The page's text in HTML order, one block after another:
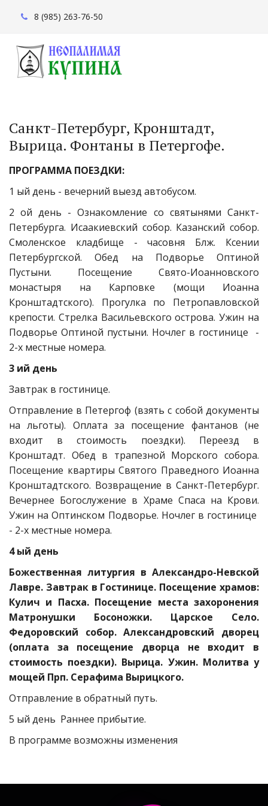
8 (985) 263-76-50
Санкт-Петербург, Кронштадт,
Вырица. Фонтаны в Петергофе.
ПРОГРАММА ПОЕЗДКИ:
1 ый день - вечерний выезд автобусом.
2 ой день - Ознакомление со святынями Санкт-
Петербурга. Исаакиевский собор. Казанский собор.
Смоленское кладбище - часовня Блж. Ксении
Петербургской. Обед на Подворье Оптиной
Пустыни. Посещение Свято-Иоанновского
монастыря на Карповке (мощи Иоанна
Кронштадтского). Прогулка по Петропавловской
крепости. Стрелка Васильевского острова. Ужин на
Подворье Оптиной пустыни. Ночлег в гостинице -
2-х местные номера.
3 ий день
Завтрак в гостинице.
Отправление в Петергоф (взять с собой документы
на льготы). Оплата за посещение фантанов (не
входит в стоимость поездки). Переезд в
Кронштадт. Обед в трапезной Морского собора.
Посещение квартиры Святого Праведного Иоанна
Кронштадтского. Возвращение в Санкт-Петербург.
Вечернее Богослужение в Храме Спаса на Крови.
Ужин на Оптинском Подворье. Ночлег в гостинице
- 2-х местные номера.
4 ый день
Божественная литургия в Александро-Невской
Лавре. Завтрак в Гостинице. Посещение храмов:
Кулич и Пасха. Посещение места захоронения
Матронушки Босоножки. Царское Село.
Федоровский собор. Александровский дворец
(оплата за посещение дворца не входит в
стоимость поездки). Вырица. Ужин. Молитва у
мощей Прп. Серафима Вырицкого.
Отправление в обратный путь.
5 ый день Раннее прибытие.
В программе возможны изменения